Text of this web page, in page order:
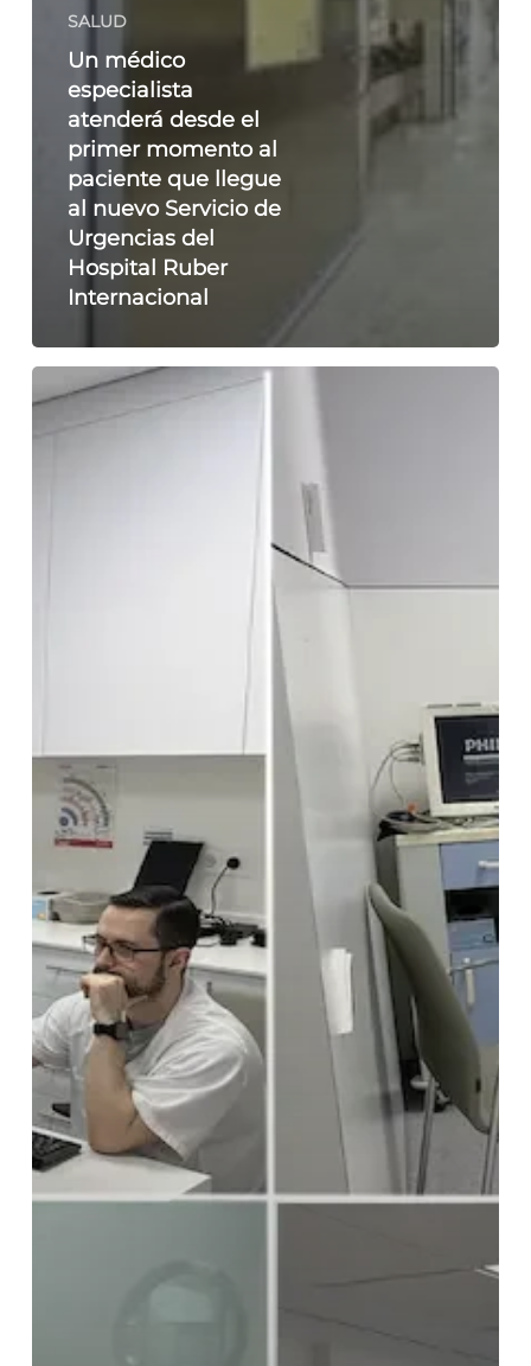
SALUD
Un médico
especialista
atenderá desde el
primer momento al
paciente que llegue
al nuevo Servicio de
Urgencias del
Hospital Ruber
Internacional